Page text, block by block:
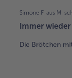
Simone F. aus M.
Immer
Die Brötchen